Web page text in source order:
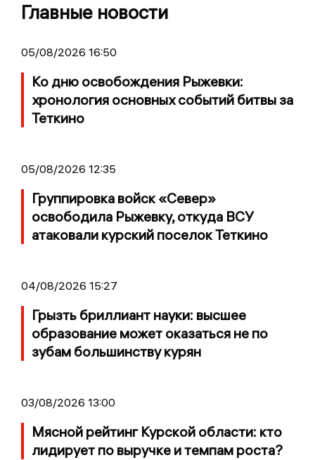
Главные новости
05/08/2026 16:50
Ко дню освобождения Рыжевки:
хронология основных событий битвы за
Теткино
05/08/2026 12:35
Группировка войск «Север»
освободила Рыжевку, откуда ВСУ
атаковали курский поселок Теткино
04/08/2026 15:27
Грызть бриллиант науки: высшее
образование может оказаться не по
зубам большинству курян
03/08/2026 13:00
Мясной рейтинг Курской области: кто
лидирует по выручке и темпам роста?